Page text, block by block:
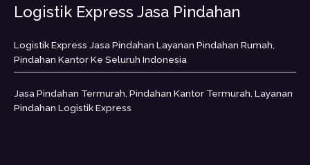
Logistik Express Jasa Pindahan
Logistik Express Jasa Pindahan Layanan Pindahan Rumah,
Pindahan Kantor Ke Seluruh Indonesia
Jasa Pindahan Termurah, Pindahan Kantor Termurah, Layanan
Pindahan Logistik Express